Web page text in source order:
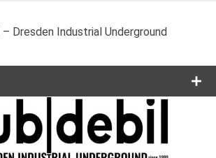
Dresden Industrial Underground